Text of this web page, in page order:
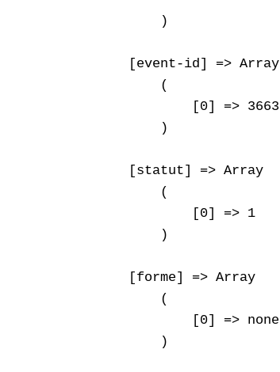
        )
    [event-id] => Array
        (
            [0] => 3663
        )
    [statut] => Array
        (
            [0] => 1
        )
    [forme] => Array
        (
            [0] => none
        )